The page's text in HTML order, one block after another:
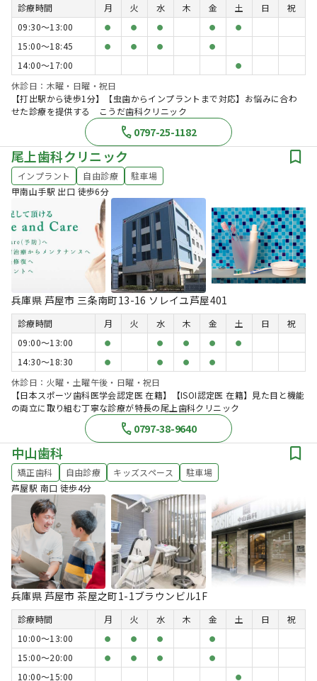
診療時間 月 火 水 木 金 土 日
祝
09:30〜13:00
● ● ● ● ●
15:00〜18:45 ● ● ● ●
14:00〜17:00 ●
休診日：木曜・日曜・祝日
【打出駅から徒歩1分】【虫歯からインプラントまで対応】お悩みに合わ
せた診療を提供する こうだ歯科クリニック
0797-25-1182
尾上歯科クリニック
インプラント 自由診療
駐車場
甲南山手駅 出口 徒歩6分
兵庫県 芦屋市 三条南町13-16 ソレイユ芦屋401
診療時間 月 火 水 木 金 土 日
祝
09:00〜13:00
● ● ● ● ●
14:30〜18:30 ● ● ● ●
休診日：火曜・土曜午後・日曜・祝日
【日本スポーツ歯科医学会認定医 在籍】【ISOI認定医 在籍】見た目と機能
の両立に取り組む丁寧な診療が特長の尾上歯科クリニック
0797-38-9640
中山歯科
矯正歯科 自由診療 キッズスペース
駐車場
芦屋駅 南口 徒歩4分
兵庫県 芦屋市 茶屋之町1-1ブラウンビル1F
診療時間 月 火 水 木 金 土 日
祝
10:00〜13:00
● ● ● ●
15:00〜20:00 ● ● ● ●
10:00〜15:00 ●